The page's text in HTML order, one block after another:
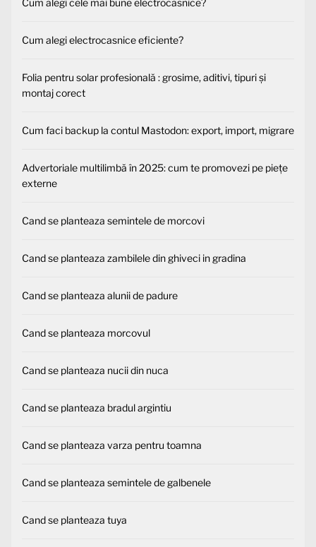
Cum alegi electrocasnice eficiente?
Folia pentru solar profesională : grosime, aditivi, tipuri și
montaj corect
Cum faci backup la contul Mastodon: export, import, migrare
Advertoriale multilimbă în 2025: cum te promovezi pe piețe
externe
Cand se planteaza semintele de morcovi
Cand se planteaza zambilele din ghiveci in gradina
Cand se planteaza alunii de padure
Cand se planteaza morcovul
Cand se planteaza nucii din nuca
Cand se planteaza bradul argintiu
Cand se planteaza varza pentru toamna
Cand se planteaza semintele de galbenele
Cand se planteaza tuya